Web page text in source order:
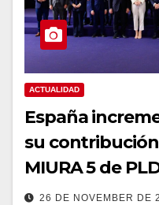
ACTUALIDAD
España
su contribución
MIURA 5 de
26 DE NOVEMBER DE